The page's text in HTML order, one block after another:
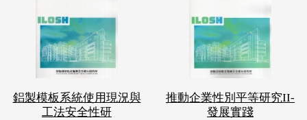
鋁製模板系統使用現況與
工法安全性研
推動企業性別平等研究II-
發展實踐